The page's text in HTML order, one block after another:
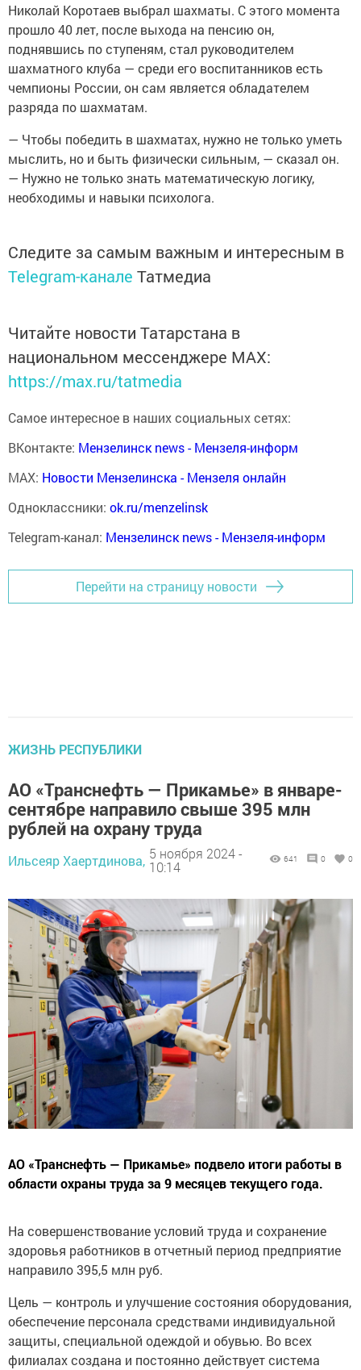
Николай Коротаев выбрал шахматы. С этого момента
прошло 40 лет, после выхода на пенсию он,
поднявшись по ступеням, стал руководителем
шахматного клуба — среди его воспитанников есть
чемпионы России, он сам является обладателем
разряда по шахматам.
— Чтобы победить в шахматах, нужно не только уметь
мыслить, но и быть физически сильным, — сказал он.
— Нужно не только знать математическую логику,
необходимы и навыки психолога.
Следите за самым важным и интересным в
Telegram-канале Татмедиа
Читайте новости Татарстана в
национальном мессенджере MАХ:
https://max.ru/tatmedia
Самое интересное в наших социальных сетях:
ВКонтакте: Мензелинск news - Мензеля-информ
MAX: Новости Мензелинска - Мензеля онлайн
Одноклассники: ok.ru/menzelinsk
Telegram-канал: Мензелинск news - Мензеля-информ
Перейти на страницу новости
ЖИЗНЬ РЕСПУБЛИКИ
АО «Транснефть — Прикамье» в январе-
сентябре направило свыше 395 млн
рублей на охрану труда
Ильсеяр Хаертдинова, 5 ноября 2024 -
10:14
641 0 0
АО «Транснефть — Прикамье» подвело итоги работы в
области охраны труда за 9 месяцев текущего года.
На совершенствование условий труда и сохранение
здоровья работников в отчетный период предприятие
направило 395,5 млн руб.
Цель — контроль и улучшение состояния оборудования,
обеспечение персонала средствами индивидуальной
защиты, специальной одеждой и обувью. Во всех
филиалах создана и постоянно действует система